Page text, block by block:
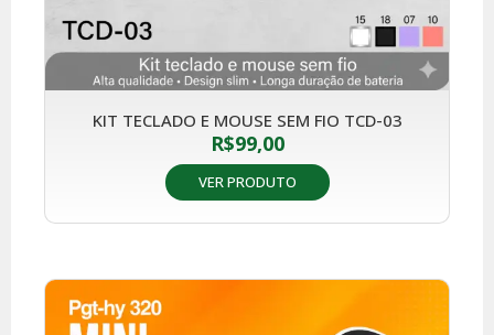
KIT TECLADO E MOUSE SEM FIO TCD-03
R$99,00
VER PRODUTO